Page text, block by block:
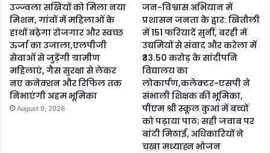
उज्ज्वला सखियों को मिला नया
मिशन, गांवों में महिलाओं के
हाथों बढ़ेगा रोजगार और स्वच्छ
ऊर्जा का उजाला,एलपीजी
सेवाओं से जुड़ेंगी ग्रामीण
महिलाएं, गैस सुरक्षा से लेकर
नए कनेक्शन और रिफिल तक
निभाएंगी अहम भूमिका
August 9, 2026
जन-विश्वास अभियान में
प्रशासन जनता के द्वार: खितौली
में 151 फरियादें सुनीं, बरही में
उद्यमियों से संवाद और करेला में
₹33.50 करोड़ के सांदीपनि
विद्यालय का
लोकार्पण,कलेक्टर-एसपी ने
संभाली शिक्षक की भूमिका,
पीएम श्री स्कूल कुआं में बच्चों
को पढ़ाया पाठ; सही जवाब पर
बांटी मिठाई, अधिकारियों ने
चखा मध्याह्न भोजन